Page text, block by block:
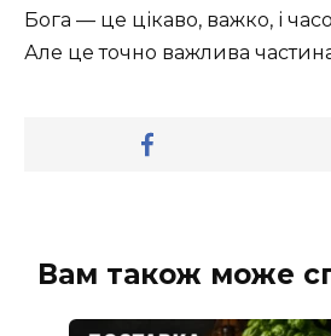
Бога — це цікаво, важко, і
Але це точно важлива
Вам також може